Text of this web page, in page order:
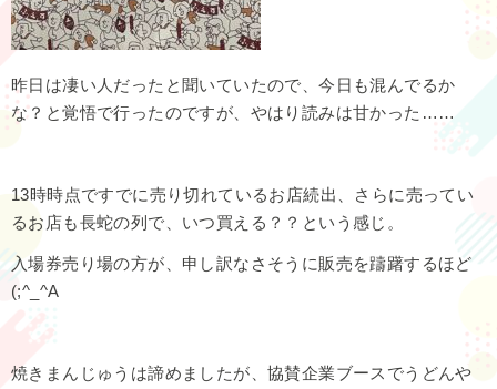
昨日は凄い人だったと聞いていたので、今日も混んでるか
な？と覚悟で行ったのですが、やはり読みは甘かった……
13時時点ですでに売り切れているお店続出、さらに売ってい
るお店も長蛇の列で、いつ買える？？という感じ。
入場券売り場の方が、申し訳なさそうに販売を躊躇するほど
(;^_^A
焼きまんじゅうは諦めましたが、協賛企業ブースでうどんや